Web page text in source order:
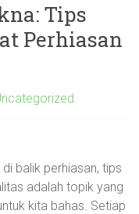
Tips
Perhiasan
balik perhiasan, tips
adalah topik yang
kita bahas. Setiap